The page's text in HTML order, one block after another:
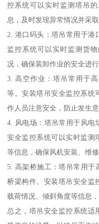
控系统可以实时监测塔吊
息，及时发现异常情况并采
2. 港口码头：塔吊常用于港
监控系统可以实时监测货
况，确保装卸作业的安全进行
3. 高空作业：塔吊常用于
等。安装塔吊安全监控系统
作人员注意安全，防止发生意
4. 风电场：塔吊常用于风电
安全监控系统可以实时监测
等信息，确保风机安装、维
5. 高架桥施工：塔吊常用于
桥梁构件。安装塔吊安全监
载荷情况、倾斜角度等信息
总之，塔吊安全监控系统适